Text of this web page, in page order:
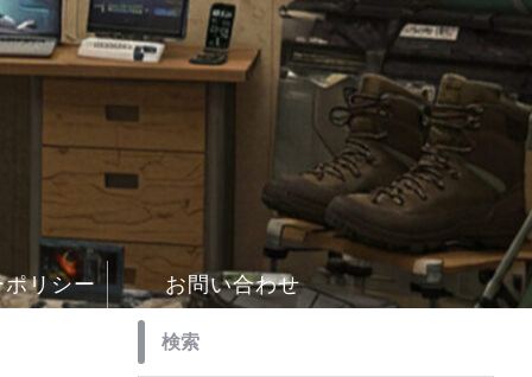
リシー お問い合わせ
検索